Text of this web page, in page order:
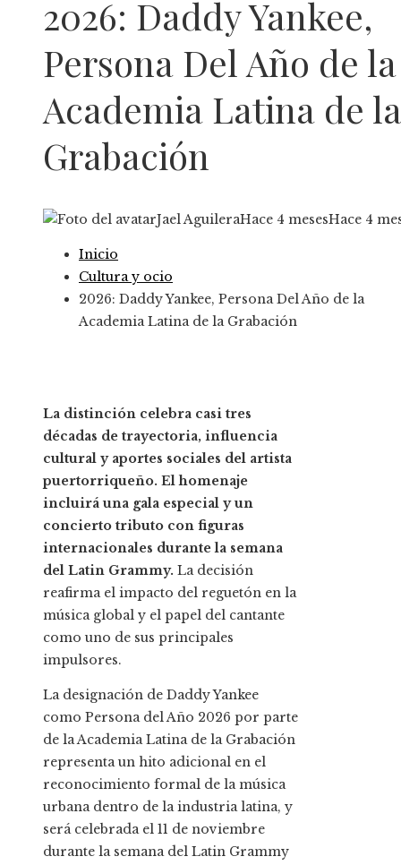
2026: Daddy Yankee,
Persona Del Año de la
Academia Latina de la
Grabación
Jael AguileraHace 4 mesesHace 4
Inicio
Cultura y ocio
2026: Daddy Yankee, Persona Del Año de la
Academia Latina de la Grabación
La distinción celebra casi tres
décadas de trayectoria, influencia
cultural y aportes sociales del artista
puertorriqueño. El homenaje
incluirá una gala especial y un
concierto tributo con figuras
internacionales durante la semana
del Latin Grammy. La decisión
reafirma el impacto del reguetón en la
música global y el papel del cantante
como uno de sus principales
impulsores.
La designación de Daddy Yankee
como Persona del Año 2026 por parte
de la Academia Latina de la Grabación
representa un hito adicional en el
reconocimiento formal de la música
urbana dentro de la industria latina, y
será celebrada el 11 de noviembre
durante la semana del Latin Grammy